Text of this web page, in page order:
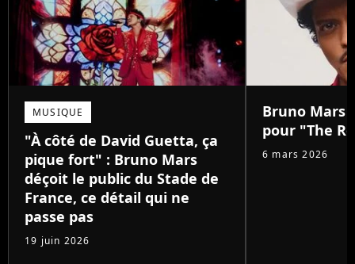
MUSIQUE
"À côté de David Guetta, ça
pique fort" : Bruno Mars
déçoit le public du Stade de
France, ce détail qui ne
passe pas
19 juin 2026
Bruno Mars
pour "The
6 mars 2026